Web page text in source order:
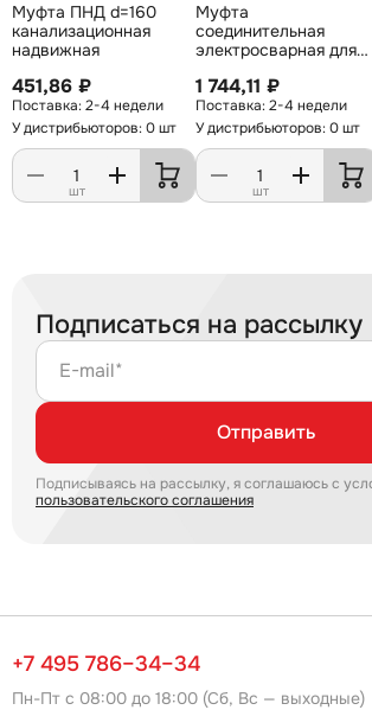
Муфта ПНД d=160
канализационная
надвижная
451,86 ₽
2-4 недели
У дистрибьюторов: 0 шт
шт
Муфта
соединительная
электросварная для
1 744,11 ₽
2-4 недели
У дистрибьюторов: 0 шт
шт
Подписаться на рассылку
E-mail*
Отправить
Подписываясь на рассылку, я соглашаюсь с
пользовательского соглашения
+7 495 786–34–34
Пн-Пт с 08:00 до 18:00 (Сб, Вс — выходные)